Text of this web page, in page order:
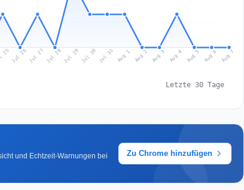
Jul 26Jul 27 Jul 28Jul 29 Jul 30 Jul 31 Aug 1 Aug 2 Aug 3 Aug 4 Aug 5 Aug 6 Aug 7
Letzte 30 Tage
und Echtzeit-Warnungen bei
Zu Chrome hinzufügen